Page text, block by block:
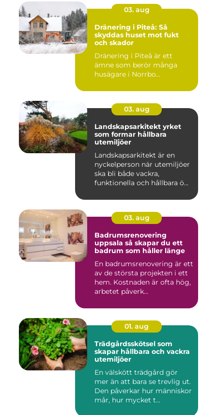
03. aug
Dränering i Piteå: Så
skyddas huset mot fukt
och skador
Dränering i Piteå är ett
ämne som berör många
husägare i Norrbo...
03. aug
Landskapsarkitekt yrket
som formar hållbara
utemiljöer
Landskapsarkitekt är en
nyckelperson när utemiljöer
ska bli både vackra,
funktionella och hållbara ö...
03. aug
Badrumsrenovering
uppsala så skapar du ett
badrum som håller länge
En badrumsrenovering är ett
av de största projekten i ett
hem. Kostnaden är ofta hög,
arbetet påverk...
01. aug
Trädgårdsskötsel som
skapar hållbara och vackra
utemiljöer
En välskött trädgård gör
mer än att bara se trevlig ut.
Den påverkar hur människor
mår, hur mycket t...